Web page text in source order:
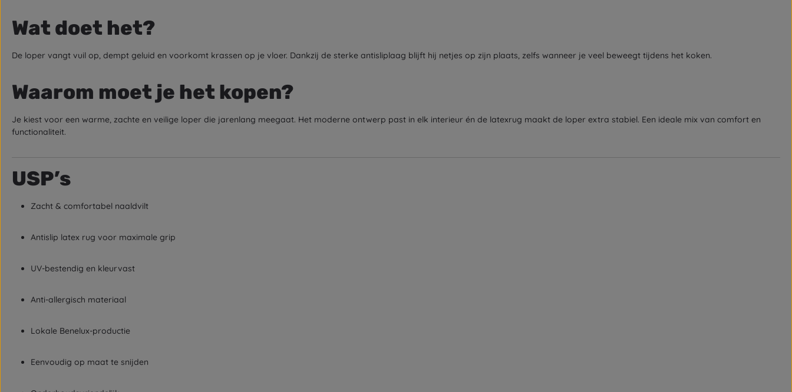
Wat doet het?
De loper vangt vuil op, dempt geluid en voorkomt krassen op je vloer. Dankzij de sterke antisliplaag blijft hij netjes op zijn plaats, zelfs wanneer je veel beweegt tijdens het koken.
Waarom moet je het kopen?
Je kiest voor een warme, zachte en veilige loper die jarenlang meegaat. Het moderne ontwerp past in elk interieur én de latexrug maakt de loper extra stabiel. Een ideale mix van comfort en
functionaliteit.
USP’s
Zacht & comfortabel naaldvilt
Antislip latex rug voor maximale grip
UV-bestendig en kleurvast
Anti-allergisch materiaal
Lokale Benelux-productie
Eenvoudig op maat te snijden